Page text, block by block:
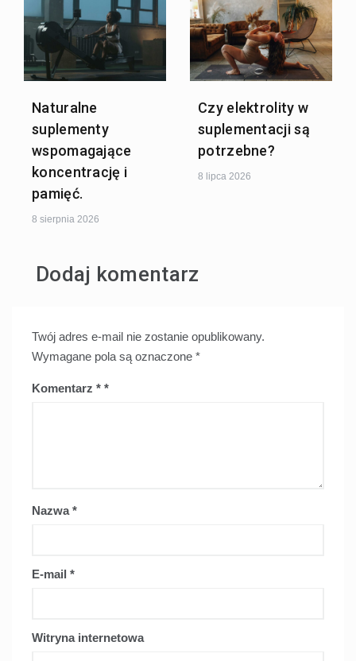
Naturalne
suplementy
wspomagające
koncentrację i
pamięć.
8 sierpnia 2026
Czy elektrolity w
suplementacji są
potrzebne?
8 lipca 2026
Dodaj komentarz
Twój adres e-mail nie zostanie opublikowany.
Wymagane pola są oznaczone *
Komentarz *
Nazwa*
E-mail *
Witryna internetowa